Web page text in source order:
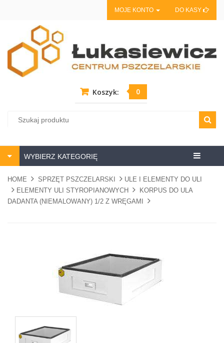
MOJE KONTO DO KASY
Koszyk: 0
Centrum
WYBIERZ KATEGORIĘ
HOME SPRZĘT PSZCZELARSKI
ULE I ELEMENTY DO ULI
ELEMENTY ULI STYROPIANOWYCH
KORPUS DO ULA
DADANTA (NIEMALOWANY) 1/2 Z WRĘGAMI